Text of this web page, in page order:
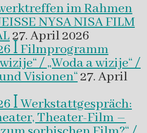
im Rahmen
NYSA NISA FILM
27. April 2026
ꟾ Filmprogramm
/ „Woda a wizije“ /
Visionen“27. April
ꟾ Werkstattgespräch:
Theater-Film –